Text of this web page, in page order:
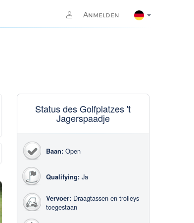
Anmelden
Status des Golfplatzes 't
Jagerspaadje
Baan: Open
Qualifying: Ja
Vervoer: Draagtassen en trolleys
toegestaan